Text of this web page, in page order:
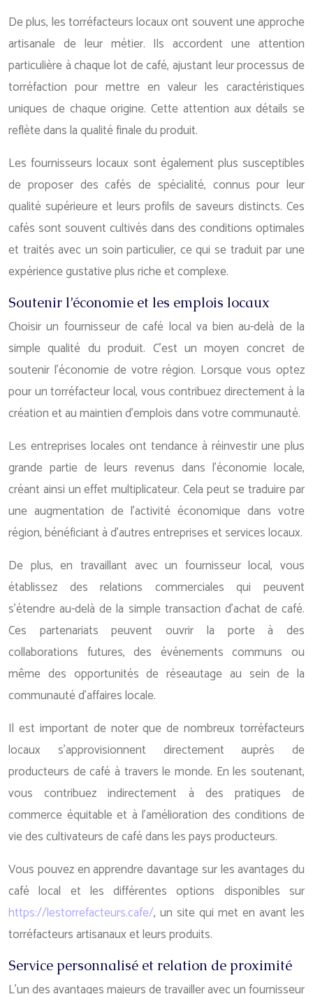
De plus, les torréfacteurs locaux ont souvent une approche
artisanale de leur métier. Ils accordent une attention
particulière à chaque lot de café, ajustant leur processus de
torréfaction pour mettre en valeur les caractéristiques
uniques de chaque origine. Cette attention aux détails se
reflète dans la qualité finale du produit.
Les fournisseurs locaux sont également plus susceptibles
de proposer des cafés de spécialité, connus pour leur
qualité supérieure et leurs profils de saveurs distincts. Ces
cafés sont souvent cultivés dans des conditions optimales
et traités avec un soin particulier, ce qui se traduit par une
expérience gustative plus riche et complexe.
Soutenir l’économie et les emplois locaux
Choisir un fournisseur de café local va bien au-delà de la
simple qualité du produit. C’est un moyen concret de
soutenir l’économie de votre région. Lorsque vous optez
pour un torréfacteur local, vous contribuez directement à la
création et au maintien d’emplois dans votre communauté.
Les entreprises locales ont tendance à réinvestir une plus
grande partie de leurs revenus dans l’économie locale,
créant ainsi un effet multiplicateur. Cela peut se traduire par
une augmentation de l’activité économique dans votre
région, bénéficiant à d’autres entreprises et services locaux.
De plus, en travaillant avec un fournisseur local, vous
établissez des relations commerciales qui peuvent
s’étendre au-delà de la simple transaction d’achat de café.
Ces partenariats peuvent ouvrir la porte à des
collaborations futures, des événements communs ou
même des opportunités de réseautage au sein de la
communauté d’affaires locale.
Il est important de noter que de nombreux torréfacteurs
locaux s’approvisionnent directement auprès de
producteurs de café à travers le monde. En les soutenant,
vous contribuez indirectement à des pratiques de
commerce équitable et à l’amélioration des conditions de
vie des cultivateurs de café dans les pays producteurs.
Vous pouvez en apprendre davantage sur les avantages du
café local et les différentes options disponibles sur
https://lestorrefacteurs.cafe/, un site qui met en avant les
torréfacteurs artisanaux et leurs produits.
Service personnalisé et relation de proximité
L’un des avantages majeurs de travailler avec un fournisseur